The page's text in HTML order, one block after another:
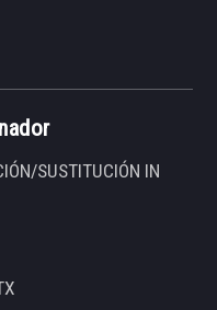
SUSTITUCIÓN IN